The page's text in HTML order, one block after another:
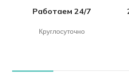
Работаем 24/7
Круглосуточно